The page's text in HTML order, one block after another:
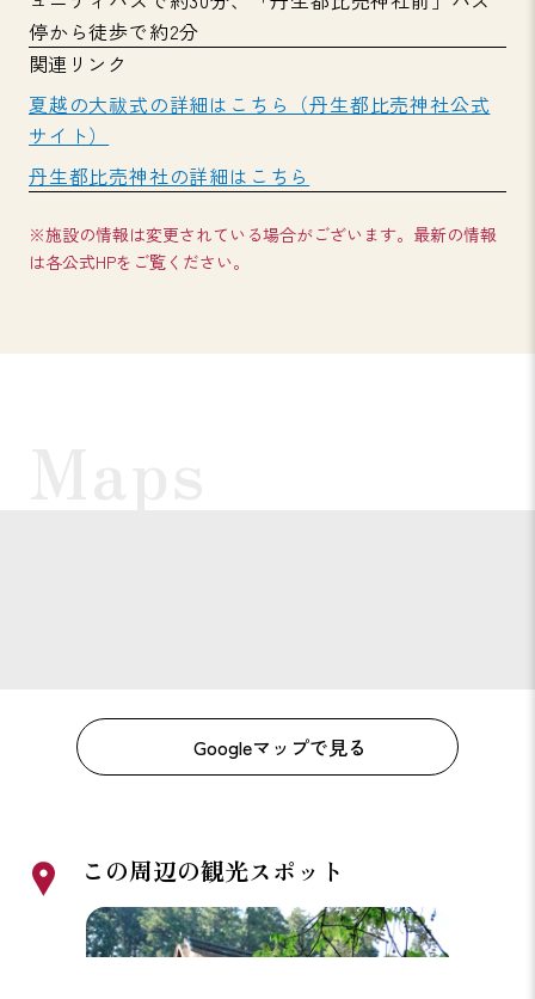
停から徒歩で約2分
関連リンク
夏越の大祓式の詳細はこちら（丹生都比売神社公式
サイト）
丹生都比売神社の詳細はこちら
※施設の情報は変更されている場合がございます。最新の情報
は各公式HPをご覧ください。
Googleマップで見る
この周辺の観光スポット
丹生都比売神社